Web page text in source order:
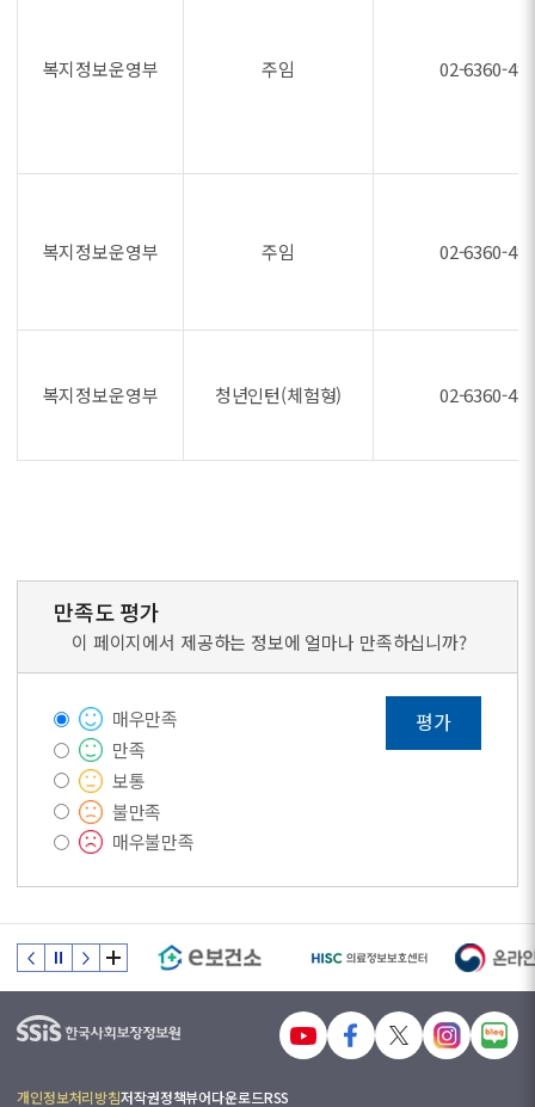
복지정보운영부 주임 02-6360-
복지정보운영부 주임 02-6360-
복지정보운영부 청년인턴(체험형) 02-6360-
만족도 평가
이 페이지에서 제공하는 정보에 얼마나 만족하십니까?
매우만족
만족
보통
불만족
매우불만족
평가
개인정보처리방침저작권정책뷰어다운로드RSS